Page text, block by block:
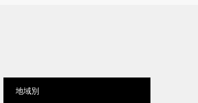
地域別